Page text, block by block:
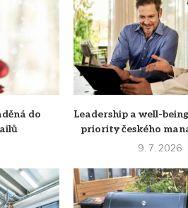
do
Leadership a well-
priority českého
9. 7. 2026